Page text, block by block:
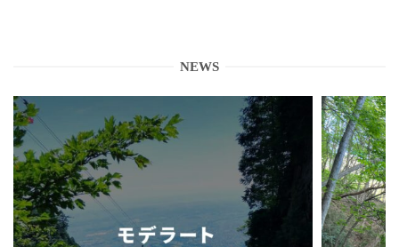
NEWS